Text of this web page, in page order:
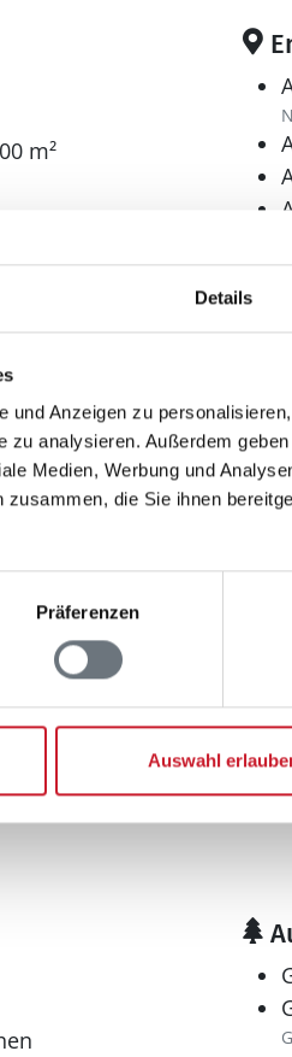
Details
und Anzeigen zu
zu analysieren. Außerdem
Medien, Werbung und
die Sie ihnen
Präferenzen
Auswahl
m²